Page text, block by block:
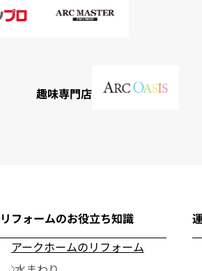
趣味専門店
リフォームのお役立ち知識
アークホームのリフォーム